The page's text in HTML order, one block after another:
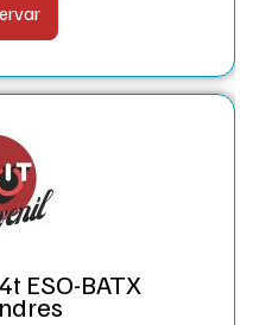
ESO-BATX